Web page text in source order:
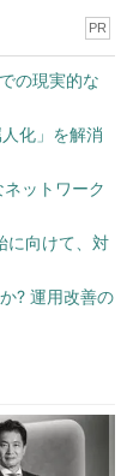
PR
の現実的な
化」を解消
ットワーク
に向けて、対
? 運用改善の